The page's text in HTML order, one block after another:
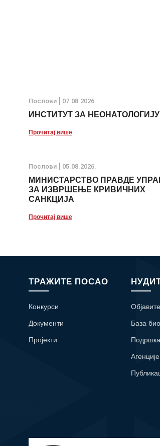
Послови 07.08.2026.
ИНСТИТУТ ЗА НЕОНАТОЛОГИЈУ
Прочитај више
Послови 05.08.2026.
МИНИСТАРСТВО ПРАВДЕ
ЗА ИЗВРШЕЊЕ КРИВИЧНИХ
САНКЦИЈА
Прочитај више
ТРАЖИТЕ ПОСАО
Конкурси
Документи
Пројекти
База